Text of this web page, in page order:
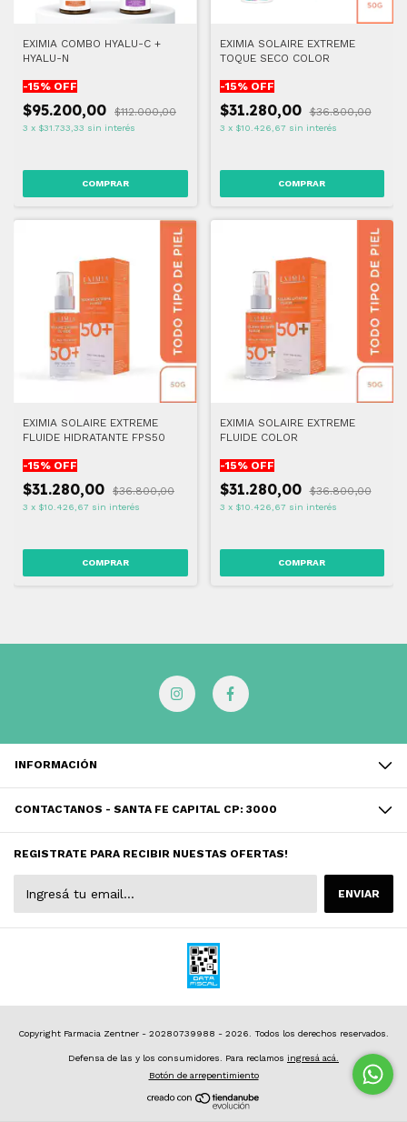
EXIMIA COMBO HYALU-C +
HYALU-N
-15% OFF
$95.200,00 $112.000,00
3 x $31.733,33 sin interés
EXIMIA SOLAIRE EXTREME
TOQUE SECO COLOR
-15% OFF
$31.280,00 $36.800,00
3 x $10.426,67 sin interés
EXIMIA SOLAIRE EXTREME
FLUIDE HIDRATANTE FPS50
-15% OFF
$31.280,00 $36.800,00
3 x $10.426,67 sin interés
EXIMIA SOLAIRE EXTREME
FLUIDE COLOR
-15% OFF
$31.280,00 $36.800,00
3 x $10.426,67 sin interés
INFORMACIÓN
CONTACTANOS - SANTA FE CAPITAL CP: 3000
REGISTRATE PARA RECIBIR NUESTAS OFERTAS!
Copyright Farmacia Zentner - 20280739988 - 2026. Todos los derechos reservados.
Defensa de las y los consumidores. Para reclamos ingresá acá.
Botón de arrepentimiento